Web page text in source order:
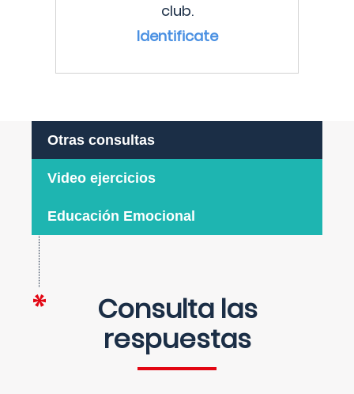
club.
Identificate
Otras consultas
Video ejercicios
Educación Emocional
Consulta las
respuestas